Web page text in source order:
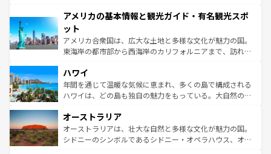
ンツ一覧を参照してほしい。
の建物がそのまま残る町や、スイスならではのユニークな
博物館もあり、アルプス観光だけでなく町歩きも満喫する
ことができる。国民の所得が高いため物価も高いが、旅行
者向けの交通パス提供のサービスもあり、うまく活用すれ
着のスイス情報は
アメリカの基本情報と観光ガイド・有名観光スポ
ット
アメリカ合衆国は、広大な土地と多様な文化が魅力の国。
東海岸の都市部から西海岸のカリフォルニアまで、訪れる
のような巨大都市は、観光、ショッピング、エンターテイ
ンメントが詰まった刺激的なスポットだ。一方、アメリカ
西部には大自然が広がり、グランドキャニオンやイエロー
部のニューオーリンズでは、音楽と美食が融合した独特の
文化が魅力。旅行者はアメリカの各地域で異なる魅力を楽
しみながら、その多様性と豊かな歴史を感じることができ
ハワイ
年間を通じて温暖な気候に恵まれ、多くの島で構成される
ハワイは、どの島も独自の魅力をもっている。大自然の神
ワイ島は見逃せない。また、定番の観光地といえばオアフ
島だが、静かな自然を求めるならマウイ島やカウアイ島が
おすすめ。エメラルドグリーンに輝く海をはじめ、豊かな
オーストラリア
オーストラリアは、壮大な自然と多様な文化が魅力の国。
シドニーのシンボルであるシドニー・オペラハウス、オー